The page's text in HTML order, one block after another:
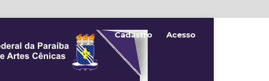
Cadastro Acesso